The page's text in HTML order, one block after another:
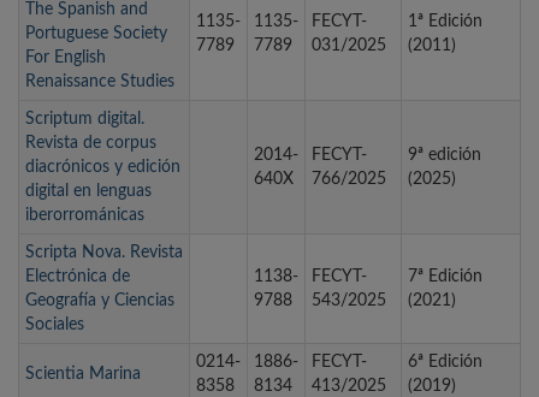
The Spanish and
Portuguese Society
For English
Renaissance Studies
1135-
7789
1135-
7789
FECYT-
031/2025
1ª Edición
(2011)
Scriptum digital.
Revista de corpus
diacrónicos y edición
digital en lenguas
iberorrománicas
2014-
640X
FECYT-
766/2025
9ª edición
(2025)
Scripta Nova. Revista
Electrónica de
Geografía y Ciencias
Sociales
1138-
9788
FECYT-
543/2025
7ª Edición
(2021)
Scientia Marina
0214-
8358
1886-
8134
FECYT-
413/2025
6ª Edición
(2019)